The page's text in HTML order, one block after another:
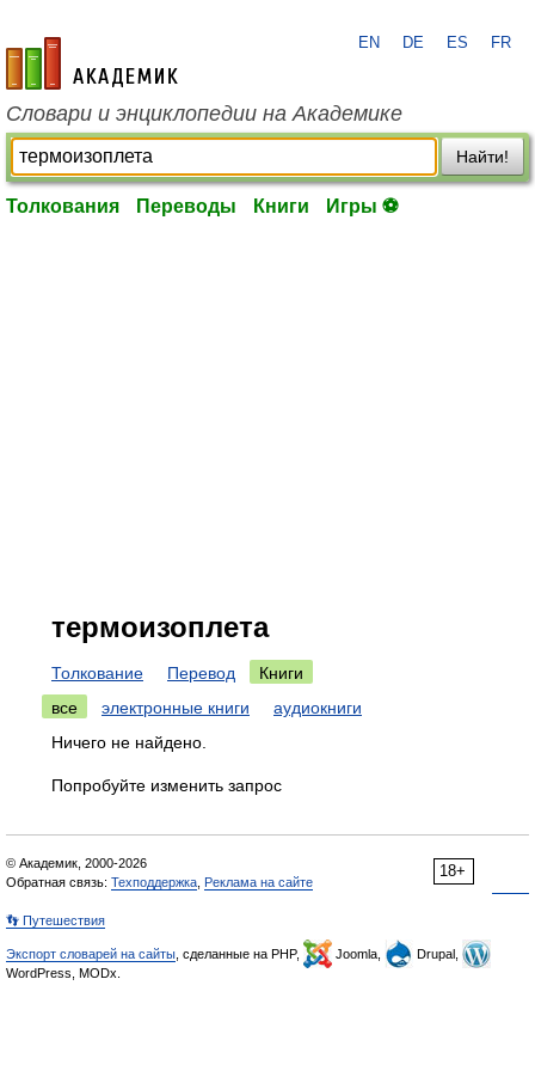
academic.ru
EN DE ES FR
Словари и энциклопедии на Академике
Найти!
Толкования Переводы Книги Игры ⚽
термоизоплета
Толкование Перевод
Книги
все
электронные книги
аудиокниги
Ничего не найдено.
Попробуйте изменить запрос
18+
© Академик, 2000-2026
Обратная связь: Техподдержка Реклама на сайте
👣 Путешествия
Экспорт словарей на сайты , сделанные на PHP, Joomla,
Drupal,
WordPress, MODx.